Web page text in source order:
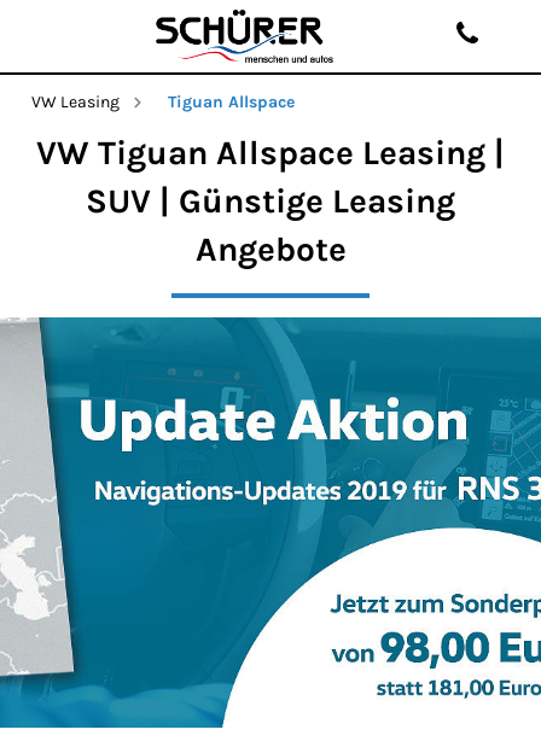
VW Leasing Tiguan Allspace
VW Tiguan Allspace Leasing |
SUV | Günstige Leasing
Angebote